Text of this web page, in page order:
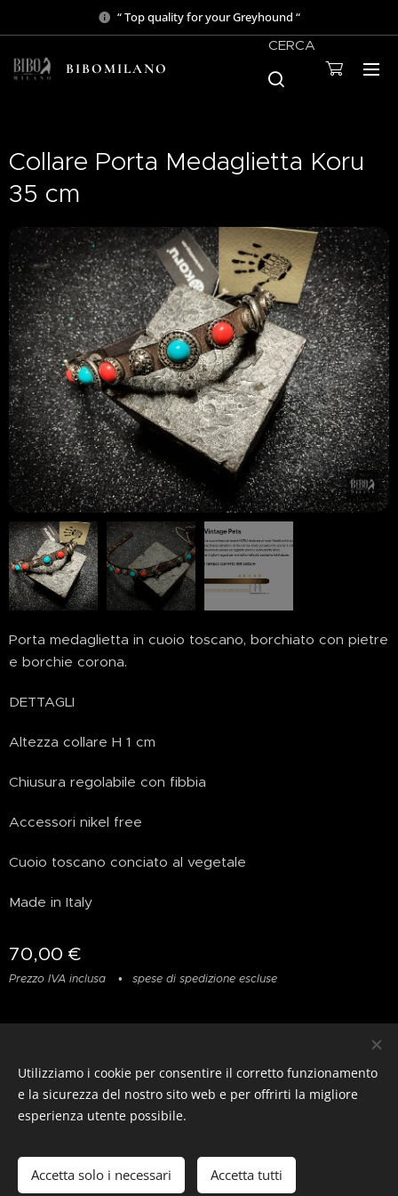
“ Top quality for your Greyhound “
BIBOMILANO
CERCA
Collare Porta Medaglietta Koru
35 cm
Porta medaglietta in cuoio toscano, borchiato con pietre
e borchie corona.
DETTAGLI
Altezza collare H 1 cm
Chiusura regolabile con fibbia
Accessori nikel free
Cuoio toscano conciato al vegetale
Made in Italy
70,00 €
Prezzo IVA inclusa spese di spedizione escluse
© photostylist.it
- 2026 All rights reserved Cookies
Lingue
Utilizziamo i cookie per consentire il corretto funzionamento
e la sicurezza del nostro sito web e per offrirti la migliore
esperienza utente possibile.
Accetta solo i necessari Accetta tutti